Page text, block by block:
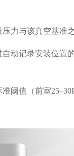
力与该真空基准
动记录安装位置
值（前室